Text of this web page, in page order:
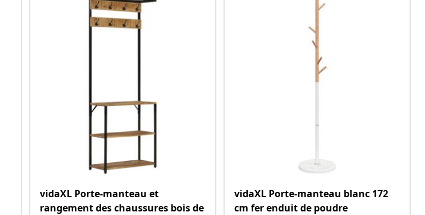
vidaXL Porte-manteau et
rangement des chaussures bois de
vidaXL Porte-manteau blanc 172
cm fer enduit de poudre